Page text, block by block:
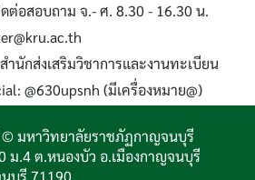
ดต่อสอบถาม จ.- ศ. 8.30 - 16.30 น.
สำนักส่งเสริมวิชาการและงานทะเบียน
@630upsnh (มีเครื่องหมาย@)
มหาวิทยาลัยราชภัฏกาญจนบุรี
ม.4 ต.หนองบัว อ.เมืองกาญจนบุรี
บุรี 71190